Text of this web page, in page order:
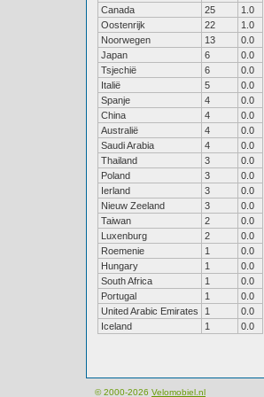
Canada
25
1.0
Oostenrijk
22
1.0
Noorwegen
13
0.0
Japan
6
0.0
Tsjechië
6
0.0
Italië
5
0.0
Spanje
4
0.0
China
4
0.0
Australië
4
0.0
Saudi Arabia
4
0.0
Thailand
3
0.0
Poland
3
0.0
Ierland
3
0.0
Nieuw Zeeland
3
0.0
Taiwan
2
0.0
Luxenburg
2
0.0
Roemenie
1
0.0
Hungary
1
0.0
South Africa
1
0.0
Portugal
1
0.0
United Arabic Emirates
1
0.0
Iceland
1 0.0
© 2000-2026 Velomobiel.nl